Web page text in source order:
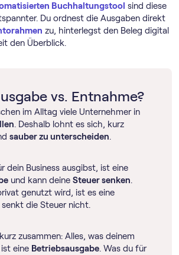
Buchhaltungstool sind diese
Du ordnest die Ausgaben direkt
zu, hinterlegst den Beleg digital
den Überblick.
vs. Entnahme?
im Alltag viele Unternehmer in
. Deshalb lohnt es sich, kurz
sauber zu unterscheiden.
dein Business ausgibst, ist eine
und kann deine Steuer senken.
genutzt wird, ist es eine
senkt die Steuer nicht.
zusammen: Alles, was deinem
eine Betriebsausgabe. Was du für